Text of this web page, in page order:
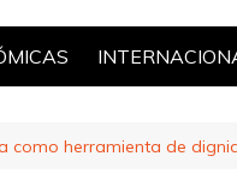
como herramienta de